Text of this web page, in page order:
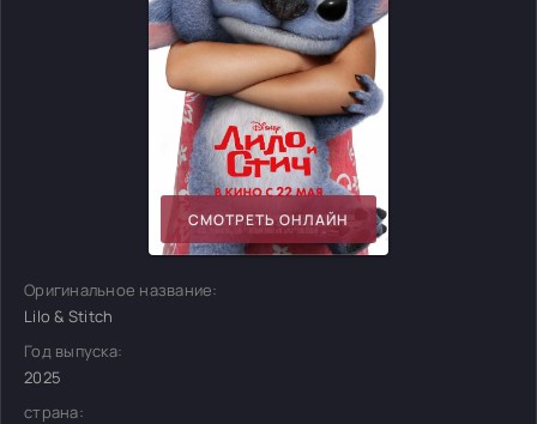
СМОТРЕТЬ ОНЛАЙН
Оригинальное название:
Lilo & Stitch
Год выпуска:
2025
страна: